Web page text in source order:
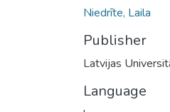
Niedrīte, Laila
Publisher
Latvijas
Language